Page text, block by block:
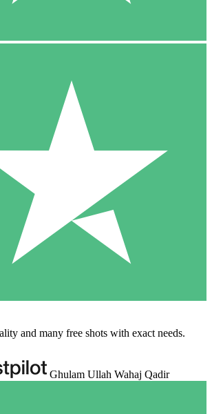
and many free shots with exact needs.
Ghulam Ullah Wahaj Qadir